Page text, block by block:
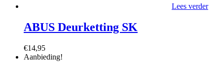
Lees verder
ABUS Deurketting SK
€14,95
Aanbieding!